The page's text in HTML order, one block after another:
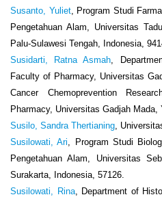
Susanto, Yuliet, Program Studi
Pengetahuan Alam, Universitas
Palu-Sulawesi Tengah, Indonesia,
Susidarti, Ratna Asmah ,
Faculty of Pharmacy, Universitas
Cancer Chemoprevention
Pharmacy, Universitas Gadjah Mada,
Susilo, Sandra Thertianing ,
Susilowati, Ari , Program Studi
Pengetahuan Alam, Universitas
Surakarta, Indonesia, 57126.
Susilowati, Rina, Department of